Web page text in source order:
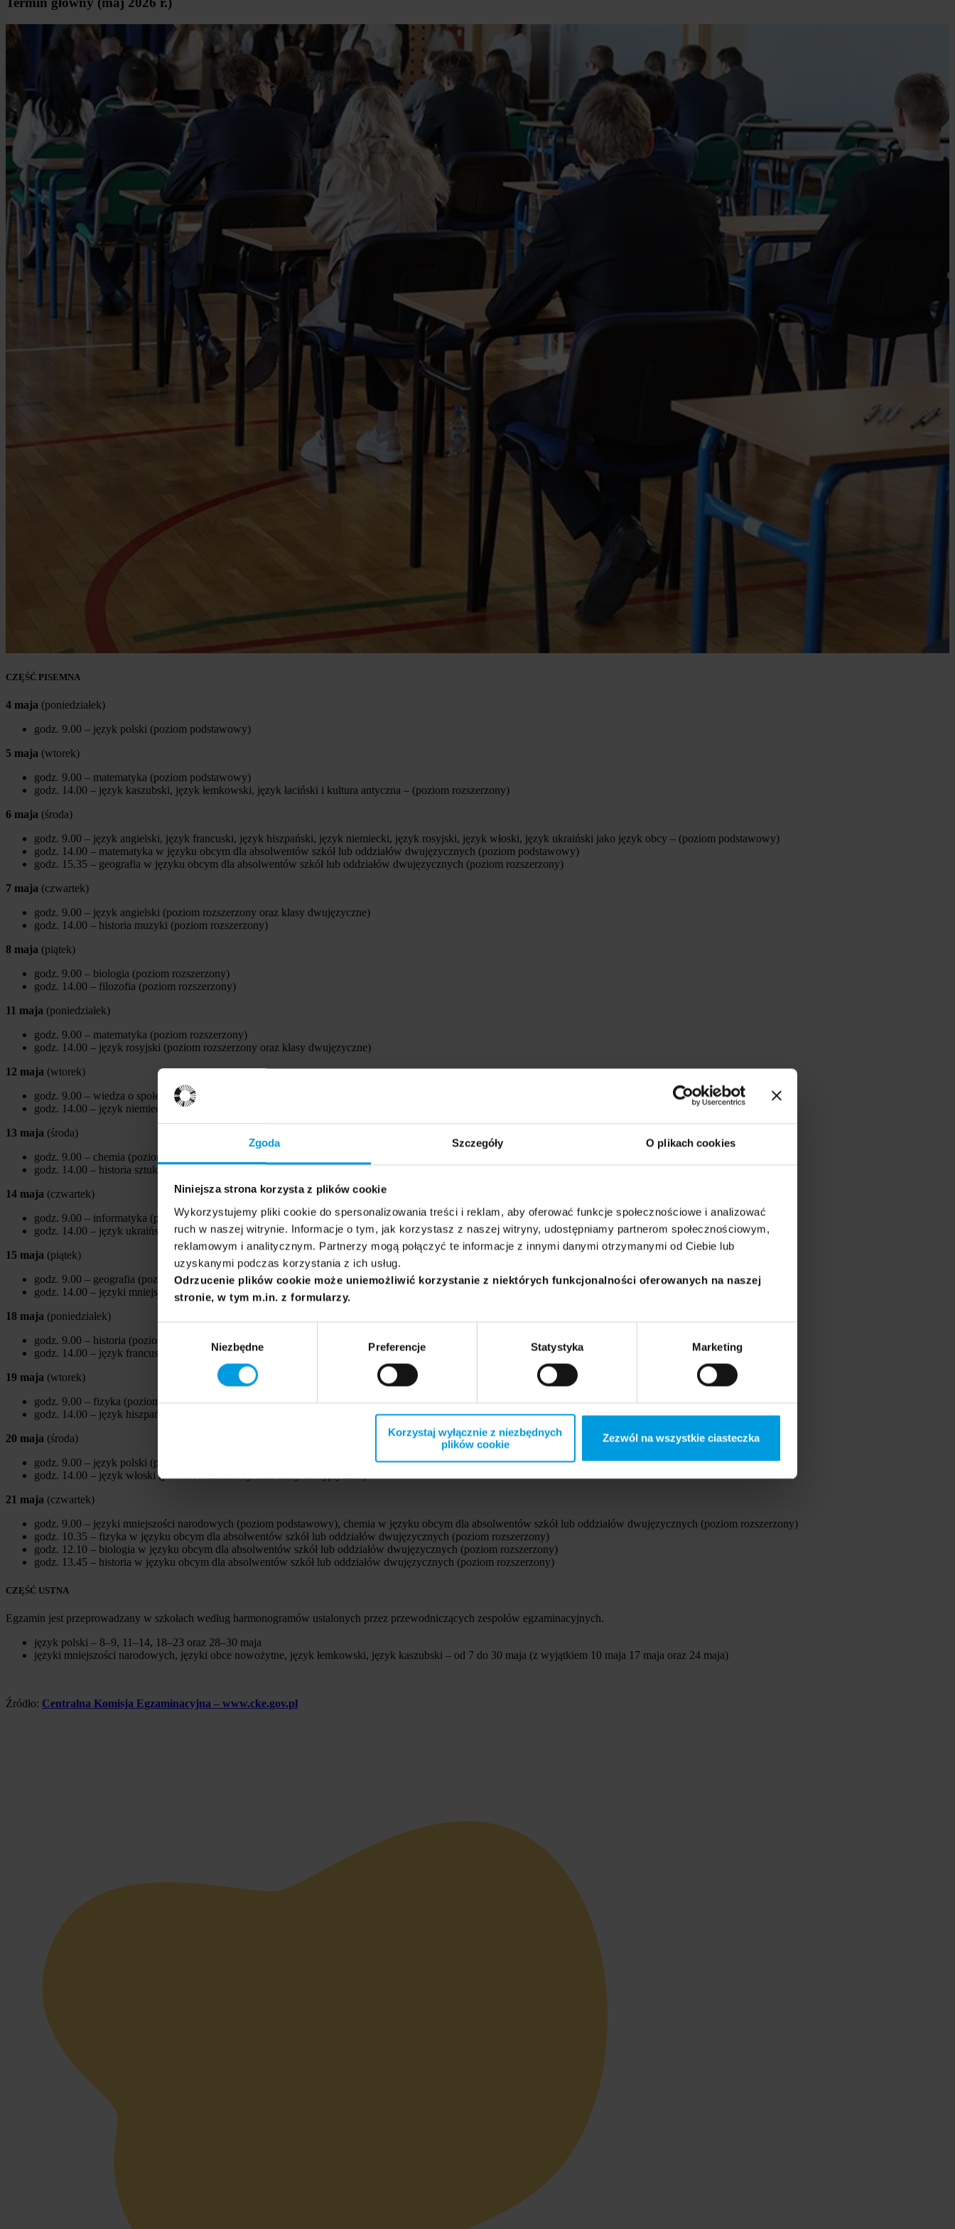
Zgoda Szczegóły O plikach cookies
Niniejsza strona korzysta z plików cookie
Wykorzystujemy pliki cookie do spersonalizowania treści i reklam, aby oferować funkcje społecznościowe i analizować
ruch w naszej witrynie. Informacje o tym, jak korzystasz z naszej witryny, udostępniamy partnerom społecznościowym,
reklamowym i analitycznym. Partnerzy mogą połączyć te informacje z innymi danymi otrzymanymi od Ciebie lub
uzyskanymi podczas korzystania z ich usług.
Odrzucenie plików cookie może uniemożliwić korzystanie z niektórych funkcjonalności oferowanych na naszej
stronie, w tym m.in. z formularzy.
Niezbędne Preferencje Statystyka Marketing
Korzystaj wyłącznie z niezbędnych
plików cookie
Zezwól na wszystkie ciasteczka
CZĘŚĆ PISEMNA
4 maja (poniedziałek)
godz. 9.00 – język polski (poziom podstawowy)
5 maja (wtorek)
godz. 9.00 – matematyka (poziom podstawowy)
godz. 14.00 – język kaszubski, język łemkowski, język łaciński i kultura antyczna – (poziom rozszerzony)
6 maja (środa)
godz. 9.00 – język angielski, język francuski, język hiszpański, język niemiecki, język rosyjski, język włoski, język ukraiński jako język obcy – (poziom podstawowy)
godz. 14.00 – matematyka w języku obcym dla absolwentów szkół lub oddziałów dwujęzycznych (poziom podstawowy)
godz. 15.35 – geografia w języku obcym dla absolwentów szkół lub oddziałów dwujęzycznych (poziom rozszerzony)
7 maja (czwartek)
godz. 9.00 – język angielski (poziom rozszerzony oraz klasy dwujęzyczne)
godz. 14.00 – historia muzyki (poziom rozszerzony)
8 maja (piątek)
godz. 9.00 – biologia (poziom rozszerzony)
godz. 14.00 – filozofia (poziom rozszerzony)
11 maja (poniedziałek)
godz. 9.00 – matematyka (poziom rozszerzony)
godz. 14.00 – język rosyjski (poziom rozszerzony oraz klasy dwujęzyczne)
12 maja (wtorek)
godz. 9.00 – wiedza o społeczeństwie (poziom rozszerzony)
godz. 14.00 – język niemiecki (poziom rozszerzony oraz klasy dwujęzyczne)
13 maja (środa)
godz. 9.00 – chemia (poziom rozszerzony)
godz. 14.00 – historia sztuki (poziom rozszerzony)
14 maja (czwartek)
godz. 9.00 – informatyka (poziom rozszerzony)
godz. 14.00 – język ukraiński jako język obcy (poziom rozszerzony oraz klasy dwujęzyczne)
15 maja (piątek)
godz. 9.00 – geografia (poziom rozszerzony)
godz. 14.00 – języki mniejszości narodowych (poziom rozszerzony)
18 maja (poniedziałek)
godz. 9.00 – historia (poziom rozszerzony)
godz. 14.00 – język francuski (poziom rozszerzony oraz klasy dwujęzyczne)
19 maja (wtorek)
godz. 9.00 – fizyka (poziom rozszerzony)
godz. 14.00 – język hiszpański (poziom rozszerzony oraz klasy dwujęzyczne)
20 maja (środa)
godz. 9.00 – język polski (poziom rozszerzony)
godz. 14.00 – język włoski (poziom rozszerzony oraz klasy dwujęzyczne)
21 maja (czwartek)
godz. 9.00 – języki mniejszości narodowych (poziom podstawowy), chemia w języku obcym dla absolwentów szkół lub oddziałów dwujęzycznych (poziom rozszerzony)
godz. 10.35 – fizyka w języku obcym dla absolwentów szkół lub oddziałów dwujęzycznych (poziom rozszerzony)
godz. 12.10 – biologia w języku obcym dla absolwentów szkół lub oddziałów dwujęzycznych (poziom rozszerzony)
godz. 13.45 – historia w języku obcym dla absolwentów szkół lub oddziałów dwujęzycznych (poziom rozszerzony)
CZĘŚĆ USTNA
Egzamin jest przeprowadzany w szkołach według harmonogramów ustalonych przez przewodniczących zespołów egzaminacyjnych.
język polski – 8–9, 11–14, 18–23 oraz 28–30 maja
języki mniejszości narodowych, języki obce nowożytne, język łemkowski, język kaszubski – od 7 do 30 maja (z wyjątkiem 10 maja 17 maja oraz 24 maja)
Źródło: Centralna Komisja Egzaminacyjna – www.cke.gov.pl